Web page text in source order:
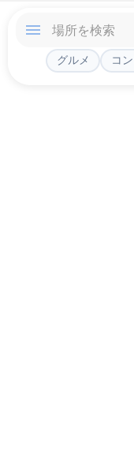
グルメ コ